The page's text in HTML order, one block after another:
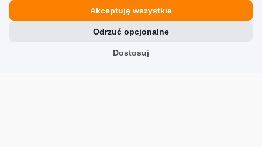
Jeszcze więcej sprzedaży
Integracje
Dostosuj
Odrzuć opcjonalne
Akceptuję wszystkie